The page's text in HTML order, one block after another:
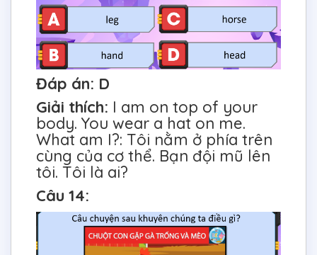
Đáp án: D
Giải thích: I am on top of your
body. You wear a hat on me.
What am I?: Tôi nằm ở phía trên
cùng của cơ thể. Bạn đội mũ lên
tôi. Tôi là ai?
Câu 14: